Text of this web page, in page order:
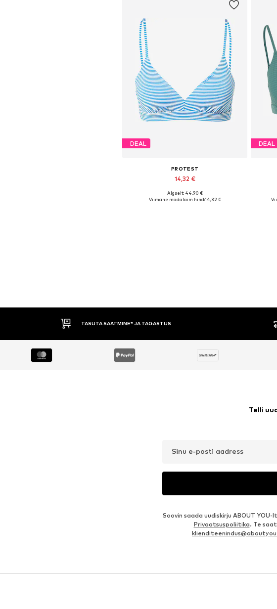
DEAL
PROTEST
14,32 €
Saadaolevad suurused: 70 C
Algselt: 44,90 €
Viimane madalaim hind:14,32 €
DEAL
TASUTA SAATMINE* JA TAGASTUS
Telli
Sinu e-posti aadress
Soovin saada uudiskirju ABOUT
Privaatsuspoliitika. Te